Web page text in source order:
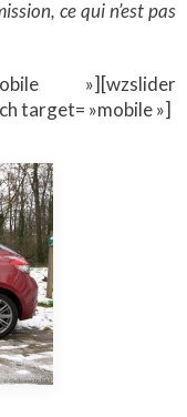
ce qui n’est pas
»][wzslider
target= »mobile »]